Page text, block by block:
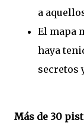
a
El mapa
haya
secretos
Más de 30